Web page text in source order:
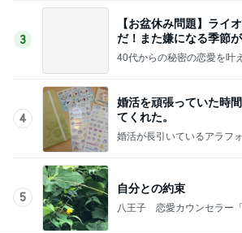
4
婚活を頑張っていた時
てくれた。
婚活が長引いているアラフ
5
自分との約束
このジャンルの記事をもっと見る